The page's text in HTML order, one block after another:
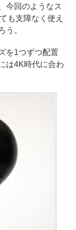
今回のようなス
も支障なく使え
う。
を1つずつ配置
は4K時代に合わ